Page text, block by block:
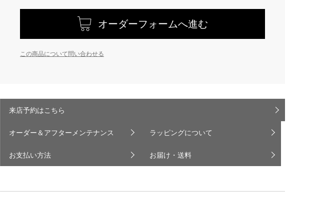
オーダーフォームへ進む
この商品について問い合わせる
来店予約はこちら
オーダー＆アフターメンテナンス ラッピングについて
お支払い方法 お届け・送料